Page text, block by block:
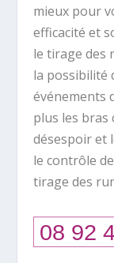
mieux pour
efficacité et
le tirage des
la possibilité
événements
plus les bras
désespoir et
le contrôle
tirage des